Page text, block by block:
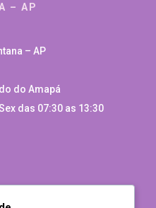
– AP
– AP
do Amapá
das 07:30 as 13:30